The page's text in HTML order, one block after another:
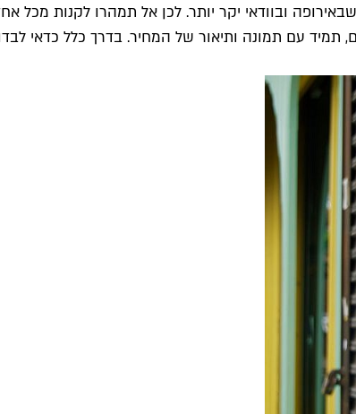
ובוודאי יקר יותר. לכן אל תמהרו לקנות
עם תמונה ותיאור של המחיר. בדרך כלל כדאי